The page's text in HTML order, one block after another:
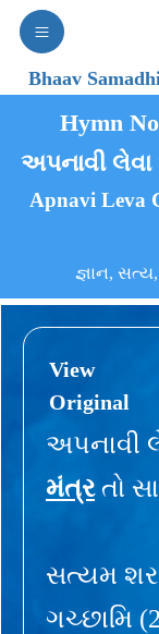
Bhaav
Hymn
અપનાવી લેવા
Apnavi Leva
જ્ઞાન,
View
Original
અપનાવી
મંત્રતો
સત્યમ
ગચ્છામિ